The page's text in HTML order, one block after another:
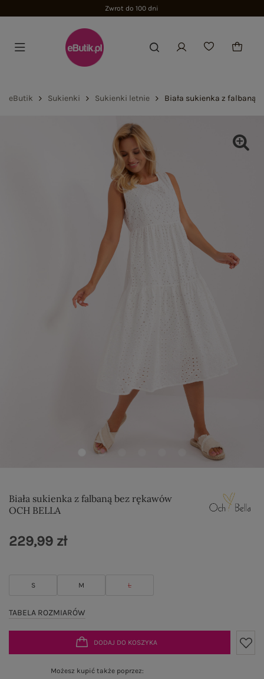
Zwrot do 100 dni
eButik Sukienki Sukienki letnie Biała sukienka z falbaną
Biała sukienka z falbaną bez rękawów
OCH BELLA
S M L
TABELA ROZMIARÓW
229,99 zł
DODAJ DO KOSZYKA
Możesz kupić także poprzez: